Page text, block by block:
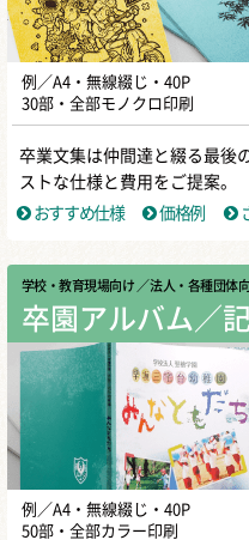
例／A4・無線綴じ・40P
30部・全部モノクロ印刷
卒業文集は仲間達と綴る最後
ストな仕様と費用をご提案。
おすすめ仕様
価格例
学校・教育現場向け ／ 法人・各種団体
卒園アルバム／
例／A4・無線綴じ・40P
50部・全部カラー印刷